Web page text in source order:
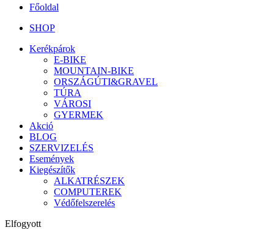
Főoldal
SHOP
Kerékpárok
E-BIKE
MOUNTAIN-BIKE
ORSZÁGÚTI&GRAVEL
TÚRA
VÁROSI
GYERMEK
Akció
BLOG
SZERVIZELÉS
Események
Kiegészítők
ALKATRÉSZEK
COMPUTEREK
Védőfelszerelés
Elfogyott